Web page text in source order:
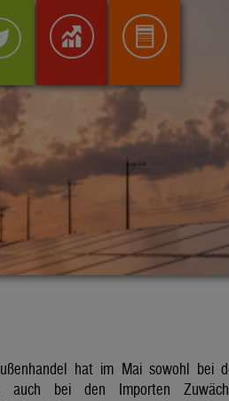
hat im Mai sowohl bei
auch bei den Importen